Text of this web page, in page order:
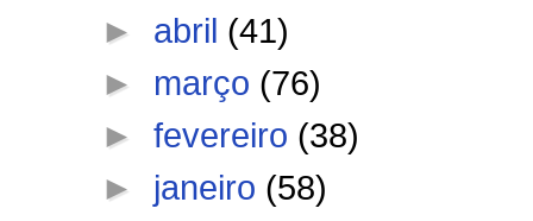
► abril (41)
► março (76)
►fevereiro (38)
► janeiro (58)